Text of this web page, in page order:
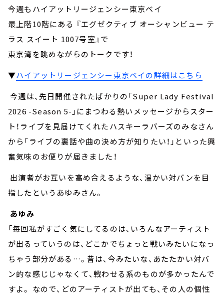
今週もハイアットリージェンシー東京ベイ
最上階10階にある 『エグゼクティブ オーシャンビュー テ
ラス スイート 1007号室』で
東京湾を眺めながらのトークです！
▼ハイアットリージェンシー東京ベイの詳細はこちら
今週は、先日開催されたばかりの「Super Lady Festival
2026 -Season 5-」にまつわる熱いメッセージからスター
ト！ライブを見届けてくれたハスキーラバーズのみなさん
から「ライブの裏話や曲の決め方が知りたい！」といった興
奮気味のお便りが届きました！
出演者がお互いを高め合えるような、温かい対バンを目
指したというあゆみさん。
あゆみ
「毎回私がすごく気にしてるのは、いろんなアーティスト
が出るっていうのは、どこかでちょっと戦いみたいになっ
ちゃう部分がある…。昔は、今みたいな、あたたかい対バ
ン的な感じじゃなくて、戦わせる系のものが多かったんで
すよ。 なので、どのアーティストが出ても、その人の個性